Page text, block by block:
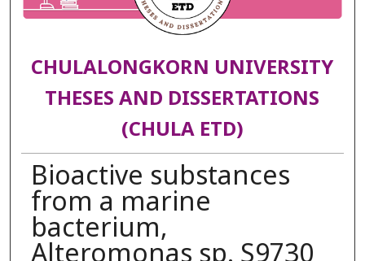
CHULALONGKORN UNIVERSITY
THESES AND DISSERTATIONS
(CHULA ETD)
Bioactive substances
from a marine
bacterium,